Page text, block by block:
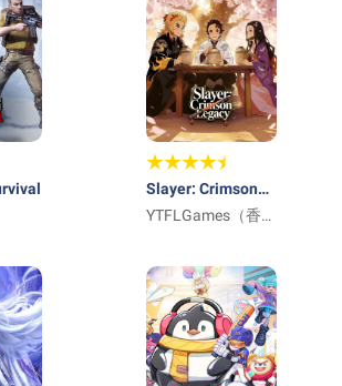
Slayer: Crimson
Legacy
YTFLGames（香港
（lovo）